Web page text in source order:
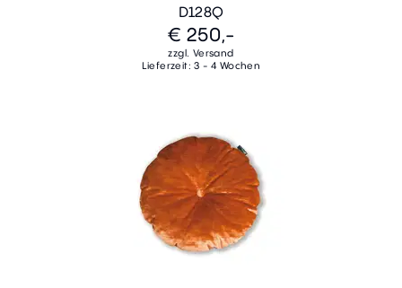
D128Q
€ 250,-
zzgl. Versand
Lieferzeit: 3 - 4 Wochen